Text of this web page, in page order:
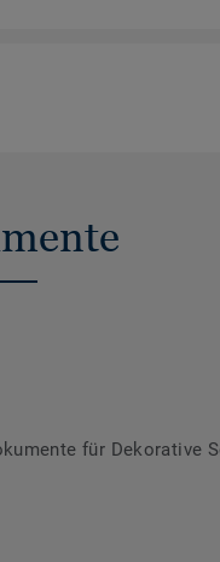
für Dekorative